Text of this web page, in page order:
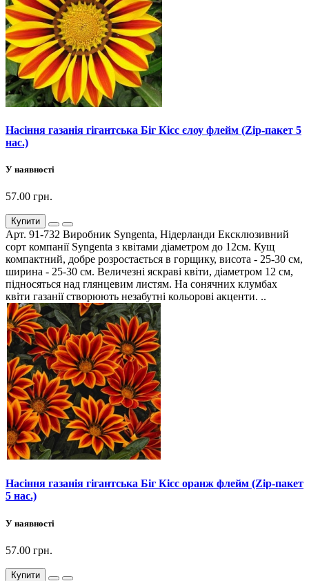
Насіння газанія гігантська Біг Кісс єлоу флейм (Zip-пакет 5
нас.)
У наявності
57.00 грн.
Купити
Арт. 91-732 Виробник Syngenta, Нідерланди Ексклюзивний
сорт компанії Syngenta з квітами діаметром до 12см. Кущ
компактний, добре розростається в горщику, висота - 25-30 см,
ширина - 25-30 см. Величезні яскраві квіти, діаметром 12 см,
підносяться над глянцевим листям. На сонячних клумбах
квіти газанії створюють незабутні кольорові акценти. ..
Насіння газанія гігантська Біг Кісс оранж флейм (Zip-пакет
5 нас.)
У наявності
57.00 грн.
Купити